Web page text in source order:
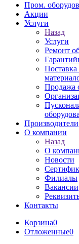
Пром.
Акции
Услуги
Назад
Услуги
Ремонт
Поставка
Продажа
Производители
О компании
Назад
О
Новости
Филиалы
Вакансии
Контакты
Корзина0
Отложенные0